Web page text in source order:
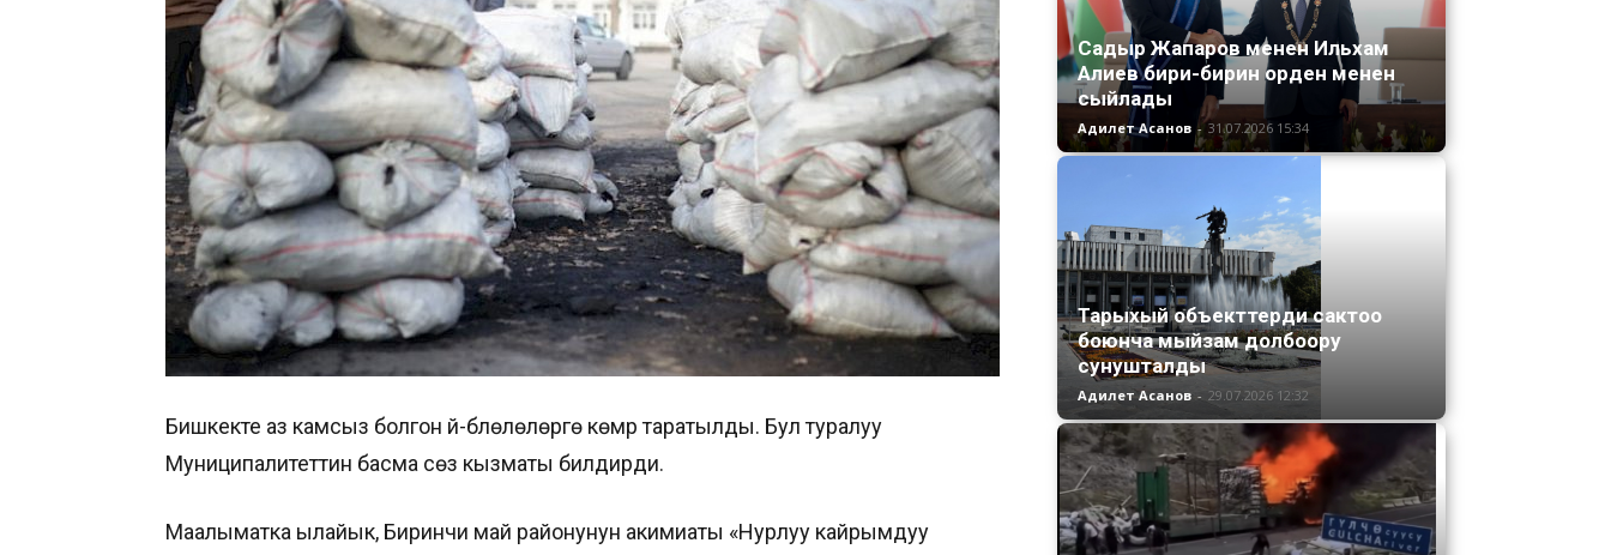
Бишкекте аз камсыз болгон үй-бүлөлөлөргө көмүр таратылды. Бул туралуу
Муниципалитеттин басма сөз кызматы билдирди.
Маалыматка ылайык, Биринчи май районунун акимиаты «Нурлуу кайрымдуу
Садыр Жапаров менен Ильхам
Алиев бири-бирин орден менен
сыйлады
Адилет Асанов - 31.07.2026 15:34
Тарыхый объекттерди сактоо
боюнча мыйзам долбоору
сунушталды
Адилет Асанов - 29.07.2026 12:32